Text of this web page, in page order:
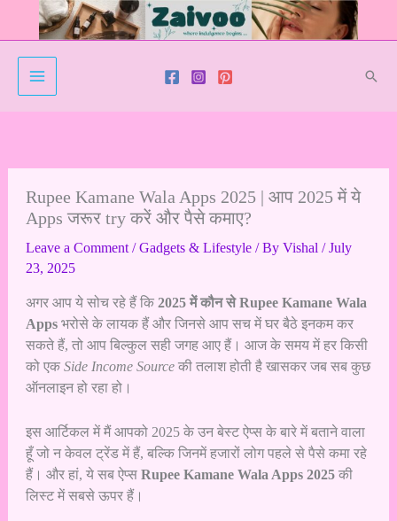
Rupee Kamane Wala Apps 2025 | आप 2025 में ये
Apps जरूर try करें और पैसे कमाए?
Leave a Comment /Gadgets & Lifestyle/ By Vishal /July
23, 2025
अगर आप ये सोच रहे हैं कि 2025 में कौन से Rupee Kamane Wala
Appsभरोसे के लायक हैं और जिनसे आप सच में घर बैठे इनकम कर
सकते हैं, तो आप बिल्कुल सही जगह आए हैं। आज के समय में हर किसी
को एक Side Income Sourceकी तलाश होती है खासकर जब सब कुछ
ऑनलाइन हो रहा हो।
इस आर्टिकल में मैं आपको 2025 के उन बेस्ट ऐप्स के बारे में बताने वाला
हूँ जो न केवल ट्रेंड में हैं, बल्कि जिनमें हजारों लोग पहले से पैसे कमा रहे
हैं। और हां, ये सब ऐप्स Rupee Kamane Wala Apps 2025की
लिस्ट में सबसे ऊपर हैं।